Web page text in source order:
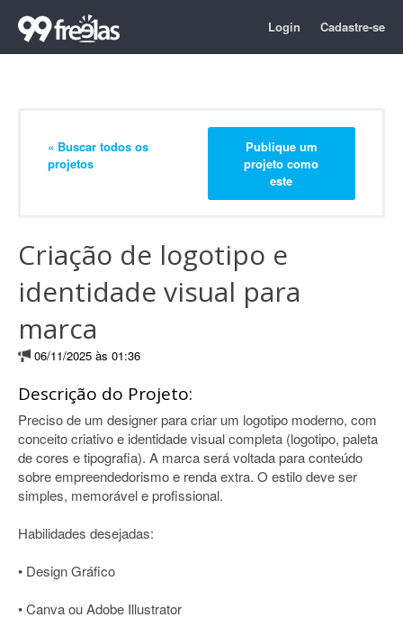
Login Cadastre-se
« Buscar todos os
projetos
Publique um
projeto como
este
Criação de logotipo e
identidade visual para
marca
06/11/2025 às 01:36
Descrição do Projeto:
Preciso de um designer para criar um logotipo moderno, com
conceito criativo e identidade visual completa (logotipo, paleta
de cores e tipografia). A marca será voltada para conteúdo
sobre empreendedorismo e renda extra. O estilo deve ser
simples, memorável e profissional.
Habilidades desejadas:
• Design Gráfico
• Canva ou Adobe Illustrator